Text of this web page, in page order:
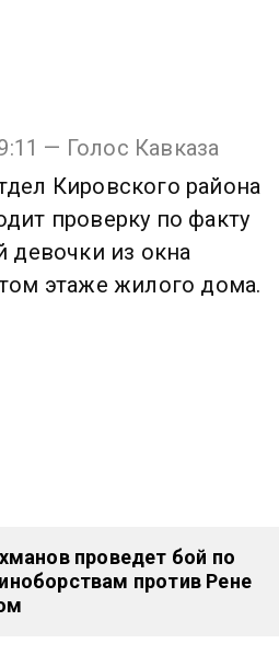
— Голос Кавказа
Кировского района
проверку по факту
девочки из окна
этаже жилого дома.
проведет бой по
против Рене